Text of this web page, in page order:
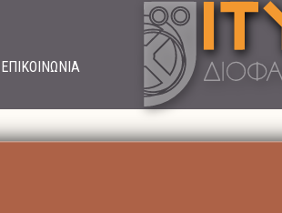
ΕΠΙΚΟΙΝΩΝΙΑ